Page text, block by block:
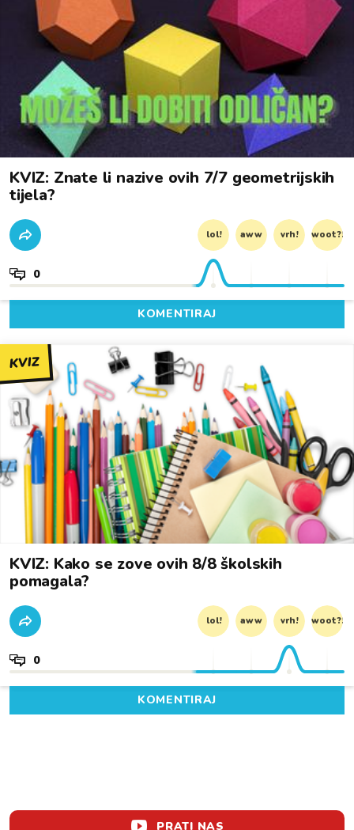
KVIZ: Znate li nazive ovih 7/7 geometrijskih
tijela?
lol! aww vrh! woot?!
0
KOMENTIRAJ
KVIZ
KVIZ: Kako se zove ovih 8/8 školskih
pomagala?
lol! aww vrh! woot?!
0
KOMENTIRAJ
PRATI NAS